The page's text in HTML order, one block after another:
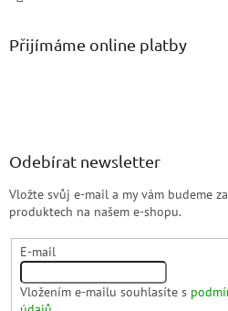
Přijímáme online platby
Odebírat newsletter
Vložte svůj e-mail a my vám budeme
produktech na našem e-shopu.
E-mail
Vložením e-mailu souhlasíte s